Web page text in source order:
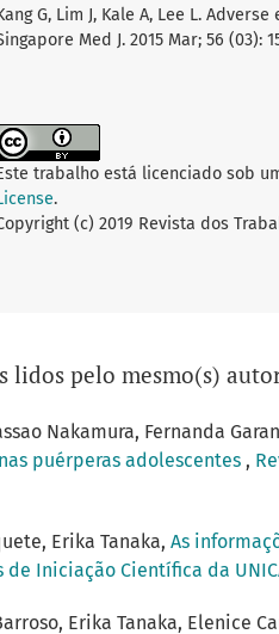
G, Lim J, Kale A, Lee L.
Med J. 2015 Mar; 56 (03):
trabalho está licenciado sob
.
(c) 2019 Revista dos
lidos pelo mesmo(s)
Nakamura, Fernanda
puérperas adolescentes ,
Erika Tanaka, As
de Iniciação Científica da
Erika Tanaka, Elenice